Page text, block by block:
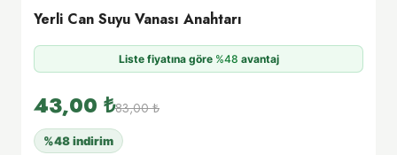
Yerli Can Suyu Vanası Anahtarı
Liste fiyatına göre %48 avantaj
83,00₺
43,00 ₺
%48 indirim